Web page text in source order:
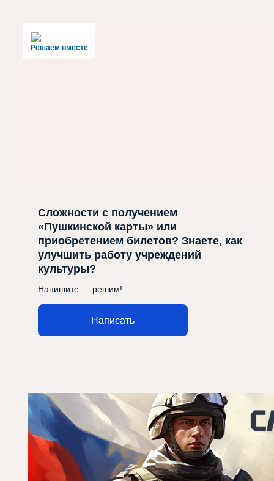
Решаем вместе
Сложности с получением
«Пушкинской карты» или
приобретением билетов? Знаете, как
улучшить работу учреждений
культуры?
Напишите — решим!
Написать